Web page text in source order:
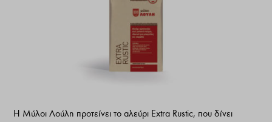
Η Μύλοι Λούλη προτείνει το αλεύρι Extra Rustic, που δίνει